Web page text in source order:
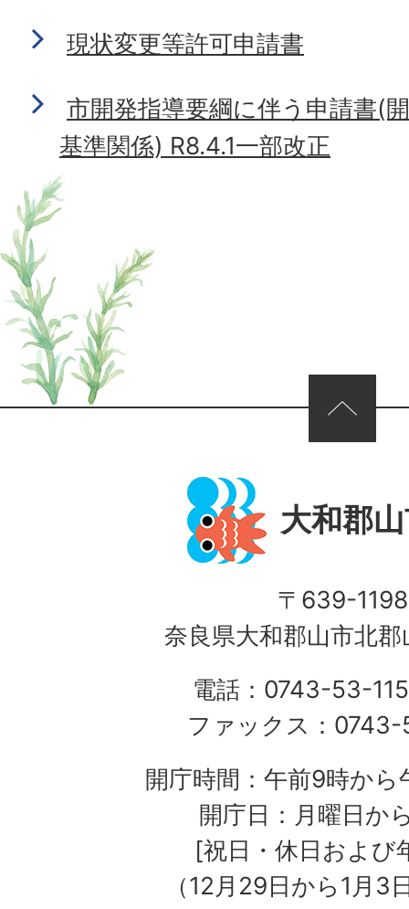
現状変更等許可申請書
市開発指導要綱に伴う申請書(
基準関係) R8.4.1一部改正
ページの先頭へ
大和郡
〒639-1198
奈良県大和郡山市北
電話：0743-53-
ファックス：
開庁時間：午前9時か
開庁日：月曜日か
[祝日・休日および
（12月29日から1月3